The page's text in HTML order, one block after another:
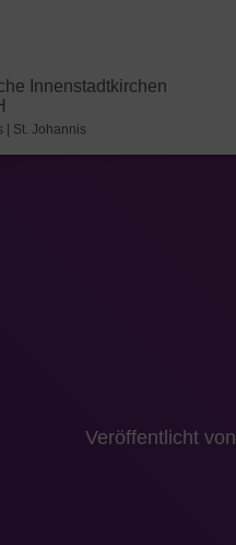
Innenstadtkirchen
| St. Johannis
Veröffentlicht von